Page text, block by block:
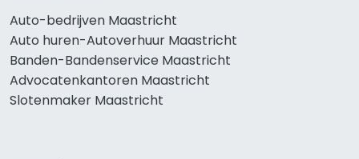
Auto-bedrijven Maastricht
Auto huren-Autoverhuur Maastricht
Banden-Bandenservice Maastricht
Advocatenkantoren Maastricht
Slotenmaker Maastricht